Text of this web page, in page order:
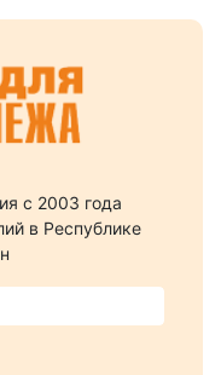
c 2003 года
в Республике